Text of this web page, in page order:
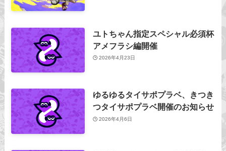
ユトちゃん指定スペシャル必須杯
アメフラシ編開催
2026年4月23日
ゆるゆるタイサポプラベ、きつき
つタイサポプラベ開催のお知らせ
2026年4月6日